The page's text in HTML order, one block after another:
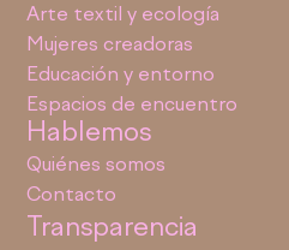
Arte textil y ecología
Mujeres creadoras
Educación y entorno
Espacios de encuentro
Hablemos
Quiénes somos
Contacto
Transparencia